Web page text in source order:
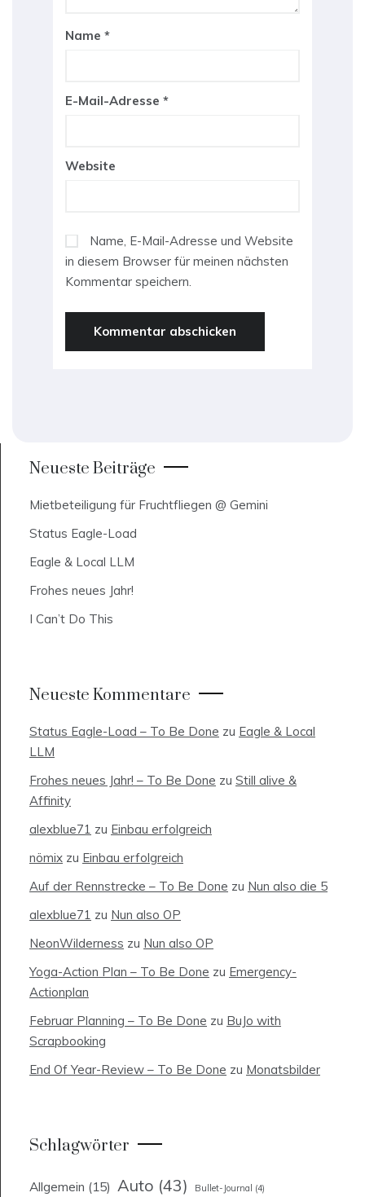
Name *
E-Mail-Adresse *
Website
Name, E-Mail-Adresse und Website
in diesem Browser für meinen nächsten
Kommentar speichern.
Neueste Beiträge
Mietbeteiligung für Fruchtfliegen @ Gemini
Status Eagle-Load
Eagle & Local LLM
Frohes neues Jahr!
I Can’t Do This
Neueste Kommentare
Status Eagle-Load – To Be Done zu Eagle & Local
LLM
Frohes neues Jahr! – To Be Done zu Still alive &
Affinity
alexblue71 zu Einbau erfolgreich
nömix zu Einbau erfolgreich
Auf der Rennstrecke – To Be Done zu Nun also die 5
alexblue71 zu Nun also OP
NeonWilderness zu Nun also OP
Yoga-Action Plan – To Be Done zu Emergency-
Actionplan
Februar Planning – To Be Done zu BuJo with
Scrapbooking
End Of Year-Review – To Be Done zu Monatsbilder
Schlagwörter
Allgemein (15) Auto (43) Bullet-Journal (4)